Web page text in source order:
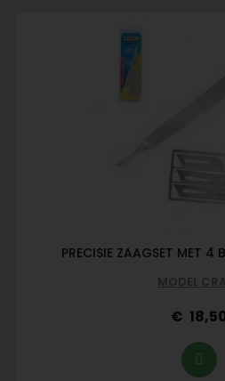
PRECISIE ZAAGSET MET 4
MODEL